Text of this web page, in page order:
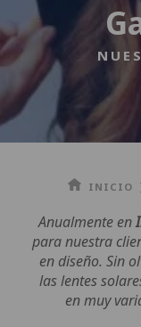
INICIO
Anualmente en
para nuestra
en diseño. Sin
las lentes
en muy